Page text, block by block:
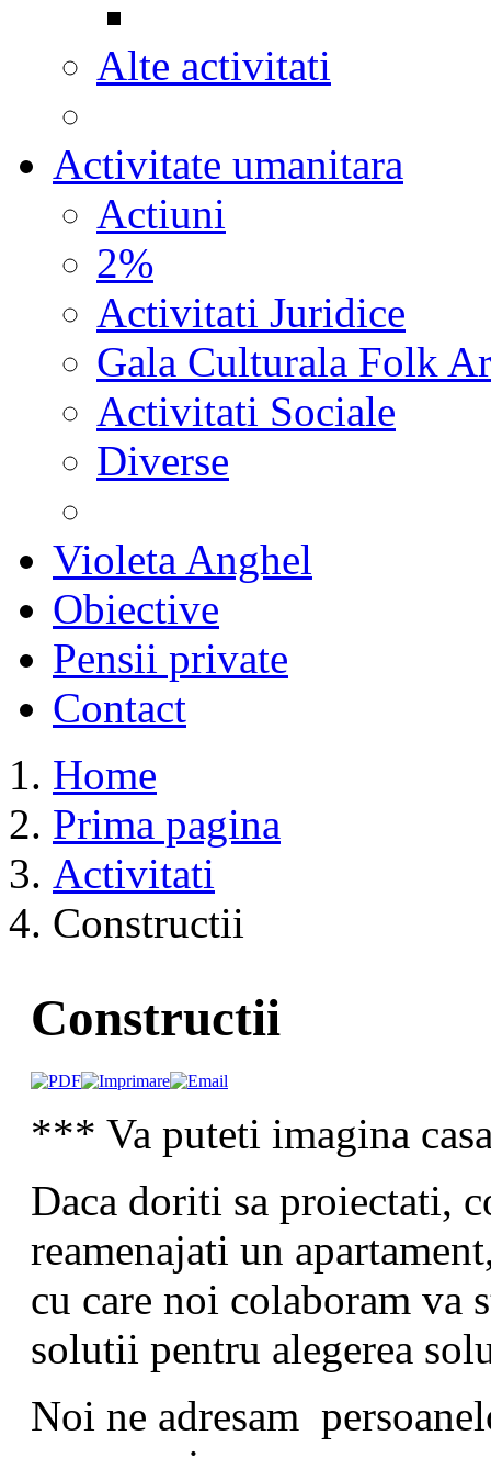
Alte activitati
Activitate umanitara
Actiuni
2%
Activitati Juridice
Gala Culturala Folk
Activitati Sociale
Diverse
Violeta Anghel
Obiective
Pensii private
Contact
Home
Prima pagina
Activitati
Constructii
Constructii
*** Va puteti imagina
Daca doriti sa proiectati,
reamenajati un
cu care noi colaboram va
solutii pentru alegerea
Noi ne adresam